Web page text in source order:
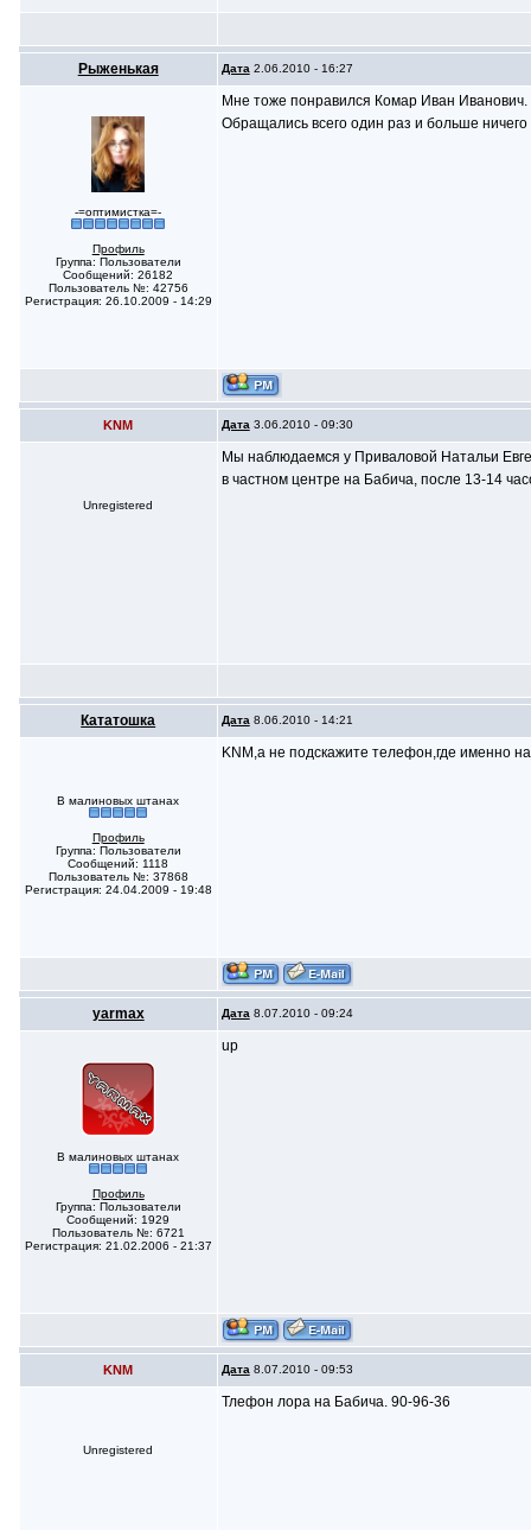
Рыженькая Дата 2.06.2010 - 16:27
-=оптимистка=-
Профиль
Группа: Пользователи
Сообщений: 26182
Пользователь №: 42756
Регистрация: 26.10.2009 - 14:29
Мне тоже понравился Комар Иван Иванович.
Обращались всего один раз и больше ничего
KNM Дата 3.06.2010 - 09:30
Unregistered
Мы наблюдаемся у Приваловой Натальи
в частном центре на Бабича, после 13-14
Кататошка Дата 8.06.2010 - 14:21
В малиновых штанах
Профиль
Группа: Пользователи
Сообщений: 1118
Пользователь №: 37868
Регистрация: 24.04.2009 - 19:48
KNM,а не подскажите телефон,где именно
yarmax Дата 8.07.2010 - 09:24
В малиновых штанах
Профиль
Группа: Пользователи
Сообщений: 1929
Пользователь №: 6721
Регистрация: 21.02.2006 - 21:37
up
KNM Дата 8.07.2010 - 09:53
Unregistered
Тлефон лора на Бабича. 90-96-36